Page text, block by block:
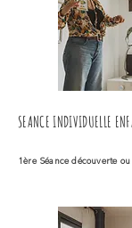
SEANCE INDIVIDUELLE
1ère Séance découverte